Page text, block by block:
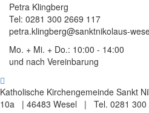
Petra Klingberg
Tel: 0281 300 2669 117
petra.klingberg@sanktnikolaus-
Mo. + Mi. + Do.: 10:00 - 14:00
und nach Vereinbarung
Katholische Kirchengemeinde Sankt
10a | 46483 Wesel | Tel. 0281